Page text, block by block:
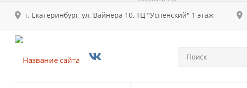
г. Екатеринбург, ул. Вайнера 10, ТЦ "Успенский" 1 этаж